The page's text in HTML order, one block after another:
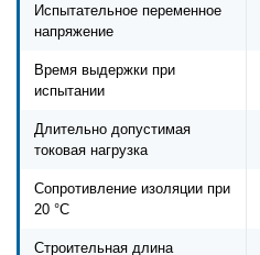
Испытательное переменное
напряжение
Время выдержки при
испытании
Длительно допустимая
токовая нагрузка
Сопротивление изоляции при
20 °С
Строительная длина